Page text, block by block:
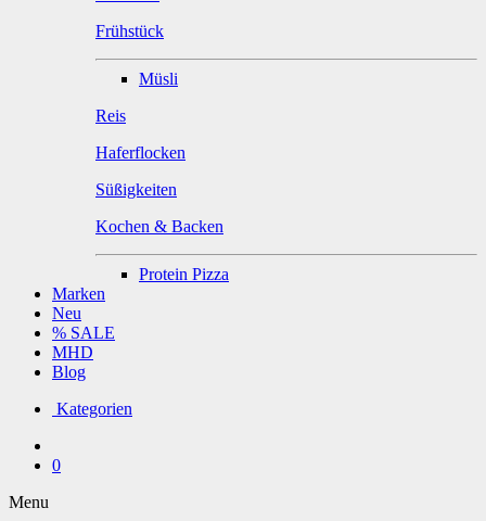
Frühstück
Müsli
Reis
Haferflocken
Süßigkeiten
Kochen & Backen
Protein Pizza
Marken
Neu
% SALE
MHD
Blog
Kategorien
0
Menu